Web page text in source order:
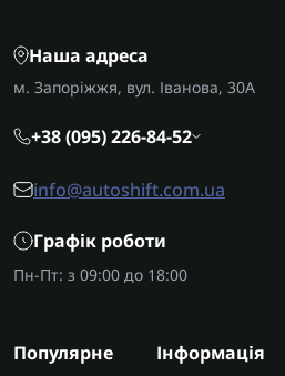
Наша адреса
м. Запоріжжя, вул. Іванова, 30А
+38 (095) 226-84-52
info@autoshift.com.ua
Графік роботи
Пн-Пт: з 09:00 до 18:00
Популярне Інформація